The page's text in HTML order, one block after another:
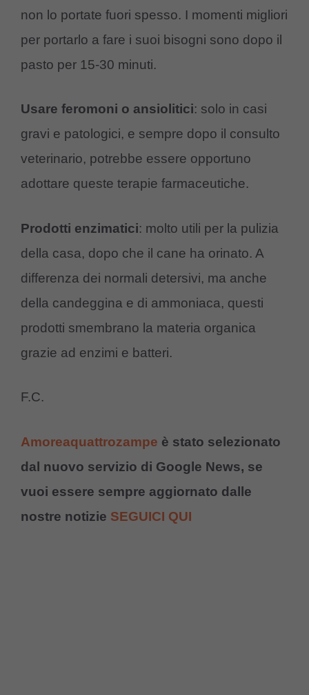
non lo portate fuori spesso. I momenti migliori
per portarlo a fare i suoi bisogni sono dopo il
pasto per 15-30 minuti.
Usare feromoni o ansiolitici: solo in casi
gravi e patologici, e sempre dopo il consulto
veterinario, potrebbe essere opportuno
adottare queste terapie farmaceutiche.
Prodotti enzimatici: molto utili per la pulizia
della casa, dopo che il cane ha orinato. A
differenza dei normali detersivi, ma anche
della candeggina e di ammoniaca, questi
prodotti smembrano la materia organica
grazie ad enzimi e batteri.
F.C.
Amoreaquattrozampe è stato selezionato
dal nuovo servizio di Google News, se
vuoi essere sempre aggiornato dalle
nostre notizie SEGUICI QUI